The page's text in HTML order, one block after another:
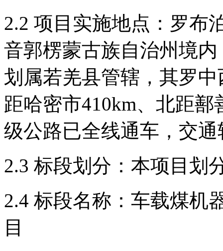
2.2 项目实施地点：罗布
音郭楞蒙古族自治州境
划属若羌县管辖，其罗
距哈密市410km、北距
级公路已全线通车，交
2.3 标段划分：本项目划
2.4 标段名称：车载煤机
目